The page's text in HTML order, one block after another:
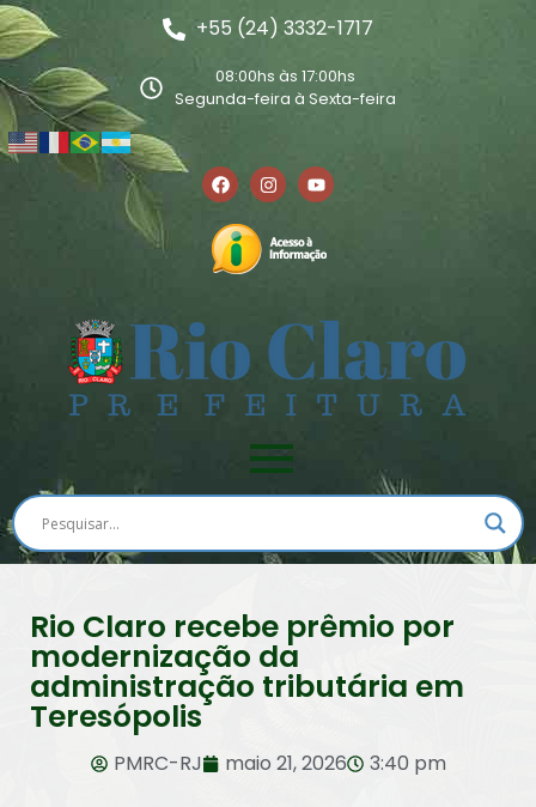
+55 (24) 3332-1717
08:00hs às 17:00hs
Segunda-feira à Sexta-feira
Rio Claro recebe prêmio por
modernização da
administração tributária em
Teresópolis
PMRC-RJ maio 21, 2026 3:40 pm